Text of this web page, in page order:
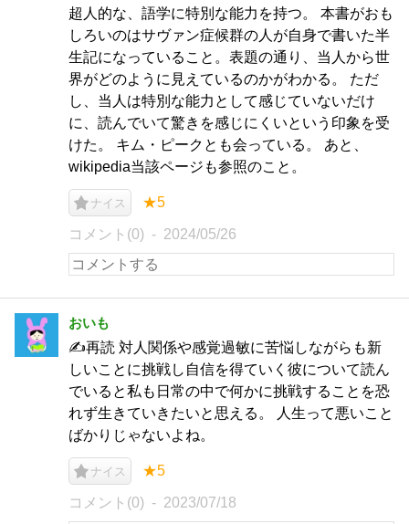
超人的な、語学に特別な能力を持つ。 本書がおも
しろいのはサヴァン症候群の人が自身で書いた半
生記になっていること。表題の通り、当人から世
界がどのように見えているのかがわかる。 ただ
し、当人は特別な能力として感じていないだけ
に、読んでいて驚きを感じにくいという印象を受
けた。 キム・ピークとも会っている。 あと、
wikipedia当該ページも参照のこと。
ナイス ★5
コメント(0) 2024/05/26
おいも
✍️再読 対人関係や感覚過敏に苦悩しながらも新
しいことに挑戦し自信を得ていく彼について読ん
でいると私も日常の中で何かに挑戦することを恐
れず生きていきたいと思える。 人生って悪いこと
ばかりじゃないよね。
ナイス ★5
コメント(0) 2023/07/18